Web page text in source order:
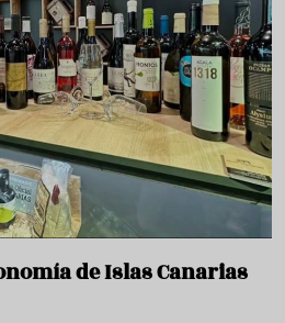
de Islas Canarias